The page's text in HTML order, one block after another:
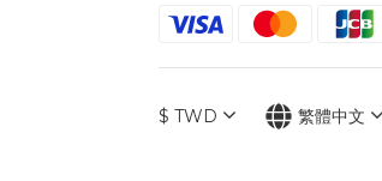
$ TWD 繁體中文